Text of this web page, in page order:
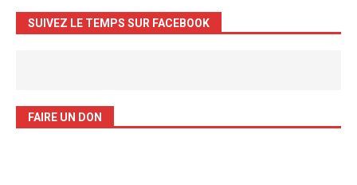
SUIVEZ LE TEMPS SUR FACEBOOK
FAIRE UN DON